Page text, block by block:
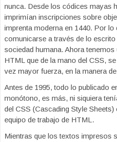
nunca. Desde los códices mayas
imprimían inscripciones sobre
imprenta moderna en 1440. Por lo
comunicarse a través de lo
sociedad humana. Ahora
HTML que de la mano del CSS,
vez mayor fuerza, en la manera
Antes de 1995, todo lo publicado
monótono, es más, ni siquiera
del CSS (Cascading Style
equipo de trabajo de HTML.
Mientras que los textos impresos